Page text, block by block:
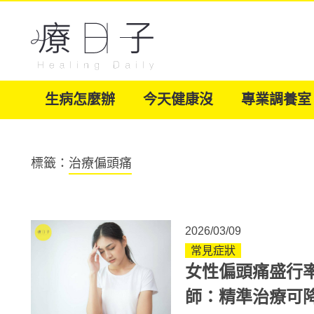
生病怎麼辦 今天健康沒 專業調養室
標籤： 治療偏頭痛
2026/03/09
常見症狀
女性偏頭痛盛
師：精準治療可